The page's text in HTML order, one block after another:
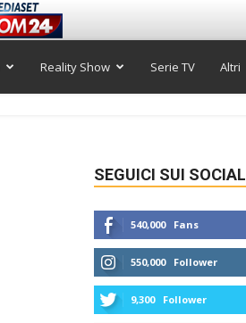
Reality Show Serie TV Altri
SEGUICI SUI SOCIAL
540,000 Fans
550,000 Follower
9,300 Follower